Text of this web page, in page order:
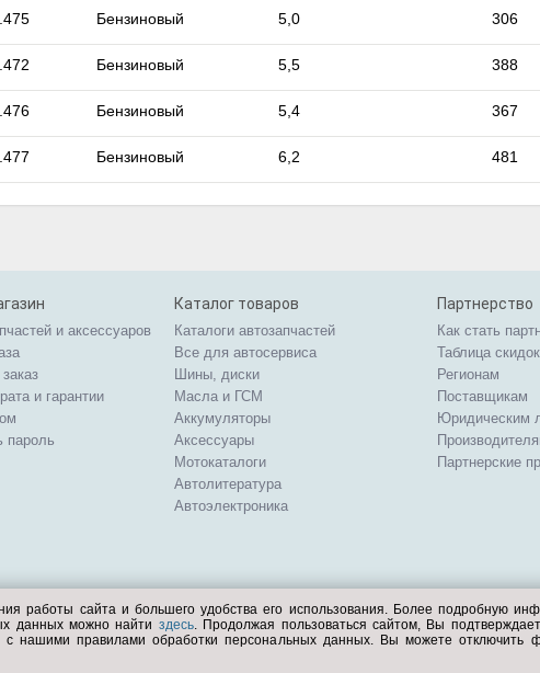
Бензиновый 5,0 306
Бензиновый 5,5 388
Бензиновый 5,4 367
Бензиновый 6,2 481
и аксессуаров
и гарантии
пароль
Каталог товаров
Каталоги автозапчастей
Все для автосервиса
Шины, диски
Масла и ГСМ
Аккумуляторы
Аксессуары
Мотокаталоги
Автолитература
Автоэлектроника
Партнерство
Как стать
Таблица скидок
Регионам
Поставщикам
Юридическим
Партнерские
работы сайта и большего удобства его использования. Более подробную
данных можно найти здесь. Продолжая пользоваться сайтом, Вы
с нашими правилами обработки персональных данных. Вы можете отключить